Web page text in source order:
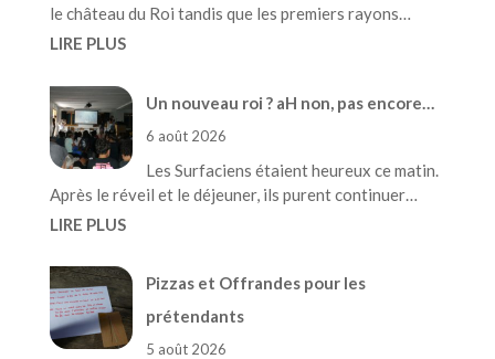
le château du Roi tandis que les premiers rayons…
LIRE PLUS
Un nouveau roi ? aH non, pas encore…
6 août 2026
Les Surfaciens étaient heureux ce matin.
Après le réveil et le déjeuner, ils purent continuer…
LIRE PLUS
Pizzas et Offrandes pour les
prétendants
5 août 2026